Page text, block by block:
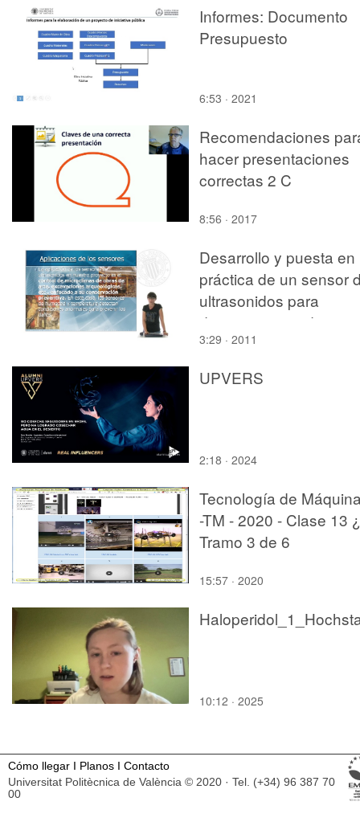
Informes: Documento
Presupuesto
6:53 · 2021
Recomendaciones
hacer presentaciones
correctas 2 C
8:56 · 2017
Desarrollo y puesta en
práctica de un sensor
ultrasonidos para
detectar juntas de
ladrillos y trozos
pintura al fresco del
3:29 · 2011
UPVERS
2:18 · 2024
Tecnología de
-TM - 2020 - Clase 13 ¿
Tramo 3 de 6
15:57 · 2020
10:12 · 2025
Cómo llegar I Planos I Contacto
Universitat Politècnica de València © 2020 · Tel. (+34) 96 387 70
00